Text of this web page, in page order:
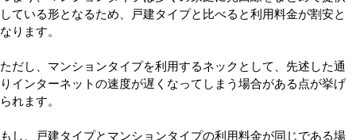
している形となるため、戸建タイプと比べると利用料金が割安と
なります。
ただし、マンションタイプを利用するネックとして、先述した通
りインターネットの速度が遅くなってしまう場合がある点が挙げ
られます。
もし、戸建タイプとマンションタイプの利用料金が同じである場